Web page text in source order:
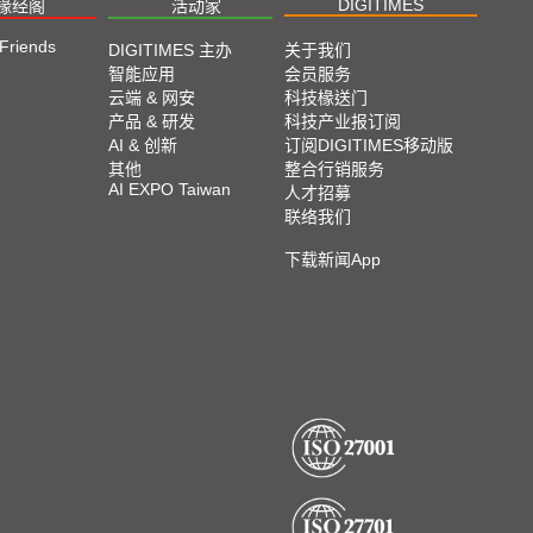
经阁 活动家 DIGITIMES
DIGITIMES 主办
智能应用
云端 & 网安
产品 & 研发
AI & 创新
其他
AI EXPO Taiwan
关于我们
会员服务
科技椽送门
科技产业报订阅
订阅DIGITIMES移动版
整合行销服务
人才招募
联络我们
下载新闻App